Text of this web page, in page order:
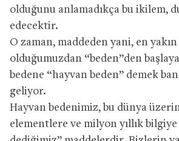
olduğunu anlamadıkça bu ikilem,
edecektir.
O zaman, maddeden yani, en
olduğumuzdan “beden”den
bedene “hayvan beden” demek
geliyor.
Hayvan bedenimiz, bu dünya
elementlere ve milyon yıllık bilgiye